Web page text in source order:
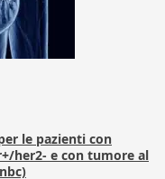
le pazienti con
her2- e con tumore al